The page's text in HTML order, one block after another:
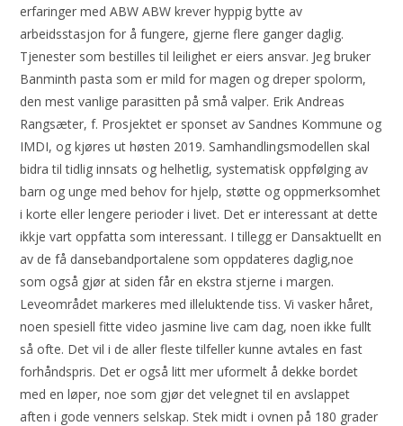
erfaringer med ABW ABW krever hyppig bytte av
arbeidsstasjon for å fungere, gjerne flere ganger daglig.
Tjenester som bestilles til leilighet er eiers ansvar. Jeg bruker
Banminth pasta som er mild for magen og dreper spolorm,
den mest vanlige parasitten på små valper. Erik Andreas
Rangsæter, f. Prosjektet er sponset av Sandnes Kommune og
IMDI, og kjøres ut høsten 2019. Samhandlingsmodellen skal
bidra til tidlig innsats og helhetlig, systematisk oppfølging av
barn og unge med behov for hjelp, støtte og oppmerksomhet
i korte eller lengere perioder i livet. Det er interessant at dette
ikkje vart oppfatta som interessant. I tillegg er Dansaktuellt en
av de få dansebandportalene som oppdateres daglig,noe
som også gjør at siden får en ekstra stjerne i margen.
Leveområdet markeres med illeluktende tiss. Vi vasker håret,
noen spesiell fitte video jasmine live cam dag, noen ikke fullt
så ofte. Det vil i de aller fleste tilfeller kunne avtales en fast
forhåndspris. Det er også litt mer uformelt å dekke bordet
med en løper, noe som gjør det velegnet til en avslappet
aften i gode venners selskap. Stek midt i ovnen på 180 grader